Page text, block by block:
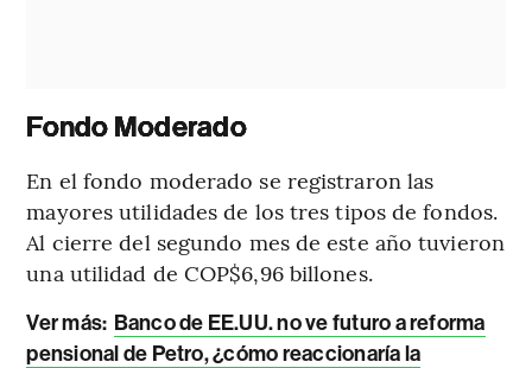
Fondo Moderado
En el fondo moderado se registraron las
mayores utilidades de los tres tipos de fondos.
Al cierre del segundo mes de este año tuvieron
una utilidad de COP$6,96 billones.
Ver más: Banco de EE.UU. no ve futuro a reforma
pensional de Petro, ¿cómo reaccionaría la